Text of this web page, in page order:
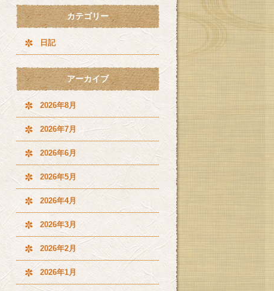
カテゴリー
日記
アーカイブ
2026年8月
2026年7月
2026年6月
2026年5月
2026年4月
2026年3月
2026年2月
2026年1月